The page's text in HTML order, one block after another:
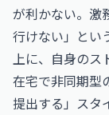
が利かない。激
行けない」とい
上に、自身のス
在宅で非同期型
提出する」スタ